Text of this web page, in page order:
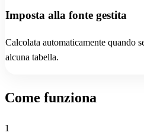
Imposta alla fonte gestita
Calcolata automaticamente quando
alcuna tabella.
Come funziona
1